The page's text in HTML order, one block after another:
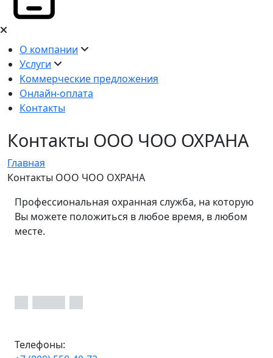
О компании
Услуги
Коммерческие предложения
Онлайн-оплата
Контакты
Контакты ООО ЧОО ОХРАНА
Главная
Контакты ООО ЧОО ОХРАНА
Профессиональная охранная служба, на которую
Вы можете положиться в любое время, в любом
месте.
Телефоны: